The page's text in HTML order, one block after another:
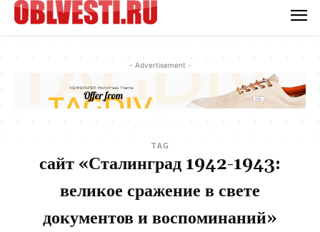
- Advertisement -
TAG
сайт «Сталинград 1942-1943:
великое сражение в свете
документов и воспоминаний»